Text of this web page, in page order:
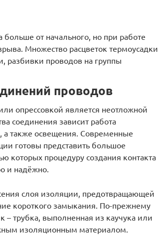
больше от начального, но при работе
Множество расцветок термоусадки
разбивки проводов на группы
проводов
опрессовкой является неотложной
соединения зависит работа
а также освещения. Современные
готовы представить большое
которых процедуру создания контакта
и надёжно.
слоя изоляции, предотвращающей
короткого замыкания. По-прежнему
трубка, выполненная из каучука или
изоляционным материалом.